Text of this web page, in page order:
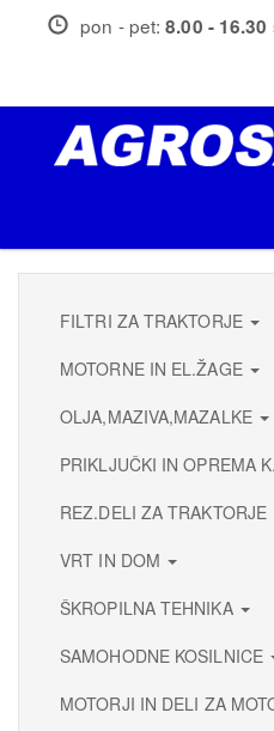
pon - pet:8.00 - 16.30
FILTRI ZA TRAKTORJE
MOTORNE IN EL.ŽAGE
OLJA,MAZIVA,MAZALKE
PRIKLJUČKI IN OPREMA
REZ.DELI ZA TRAKTORJE
VRT IN DOM
ŠKROPILNA TEHNIKA
SAMOHODNE KOSILNICE
MOTORJI IN DELI ZA